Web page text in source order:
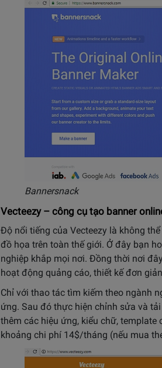
Bannersnack
Vecteezy – công cụ tạo banner
Độ nổi tiếng của Vecteezy là không
đồ họa trên toàn thế giới. Ở đây bạn
nghiệp khắp mọi nơi. Đồng thời nơi
hoạt động quảng cáo, thiết kế đơn
Chỉ với thao tác tìm kiếm theo ngành
ứng. Sau đó thực hiện chỉnh sửa và
thêm các hiệu ứng, kiểu chữ,
khoảng chi phí 14$/tháng (nếu mua